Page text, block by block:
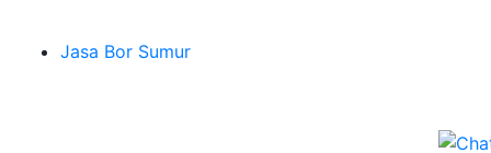
Jasa Bor Sumur